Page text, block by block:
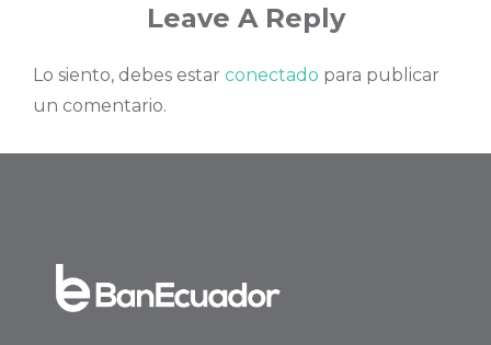
Leave A Reply
Lo siento, debes estar conectado para publicar
un comentario.